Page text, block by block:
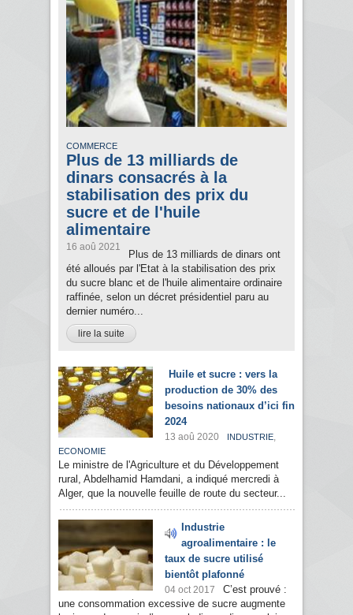
COMMERCE
Plus de 13 milliards de
dinars consacrés à la
stabilisation des prix du
sucre et de l'huile
alimentaire
16 aoû 2021
Plus de 13 milliards de dinars ont
été alloués par l'Etat à la stabilisation des prix
du sucre blanc et de l'huile alimentaire ordinaire
raffinée, selon un décret présidentiel paru au
dernier numéro...
lire la suite
Huile et sucre : vers la
production de 30% des
besoins nationaux d’ici fin
2024
13 aoû 2020 INDUSTRIE,
ECONOMIE
Le ministre de l'Agriculture et du Développement
rural, Abdelhamid Hamdani, a indiqué mercredi à
Alger, que la nouvelle feuille de route du secteur...
Industrie
agroalimentaire : le
taux de sucre utilisé
bientôt plafonné
04 oct 2017
C’est prouvé :
une consommation excessive de sucre augmente